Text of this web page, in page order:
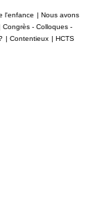
l'enfance | Nous avons
Congrès - Colloques -
| Contentieux | HCTS